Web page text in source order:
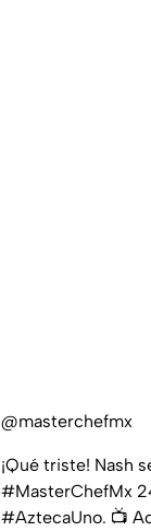
@masterchefmx
¡Qué triste! Nash
#MasterChefMx
#AztecaUno. 📺⁣⁣